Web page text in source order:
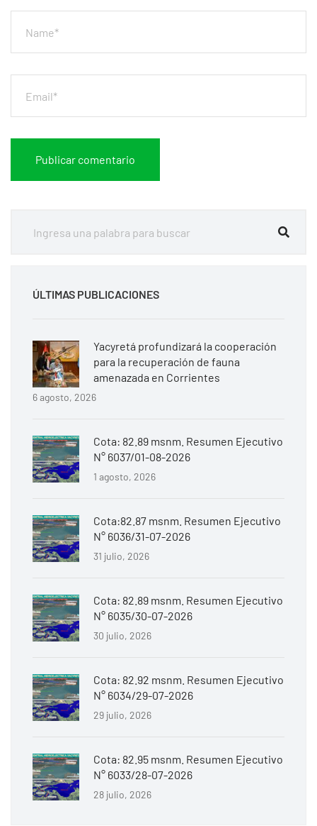
ÚLTIMAS PUBLICACIONES
Yacyretá profundizará la cooperación
para la recuperación de fauna
amenazada en Corrientes
6 agosto, 2026
Cota: 82.89 msnm. Resumen Ejecutivo
N° 6037/01-08-2026
1 agosto, 2026
Cota:82.87 msnm. Resumen Ejecutivo
N° 6036/31-07-2026
31 julio, 2026
Cota: 82.89 msnm. Resumen Ejecutivo
N° 6035/30-07-2026
30 julio, 2026
Cota: 82.92 msnm. Resumen Ejecutivo
N° 6034/29-07-2026
29 julio, 2026
Cota: 82.95 msnm. Resumen Ejecutivo
N° 6033/28-07-2026
28 julio, 2026